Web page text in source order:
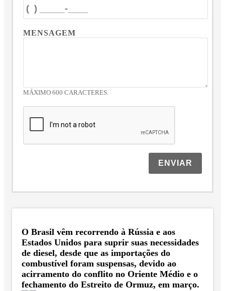
MENSAGEM
MÁXIMO 600 CARACTERES.
ENVIAR
O Brasil vêm recorrendo à Rússia e aos
Estados Unidos para suprir suas necessidades
de diesel, desde que as importações do
combustível foram suspensas, devido ao
acirramento do conflito no Oriente Médio e o
fechamento do Estreito de Ormuz, em março.